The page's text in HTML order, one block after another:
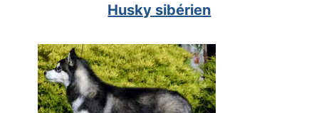
Husky sibérien